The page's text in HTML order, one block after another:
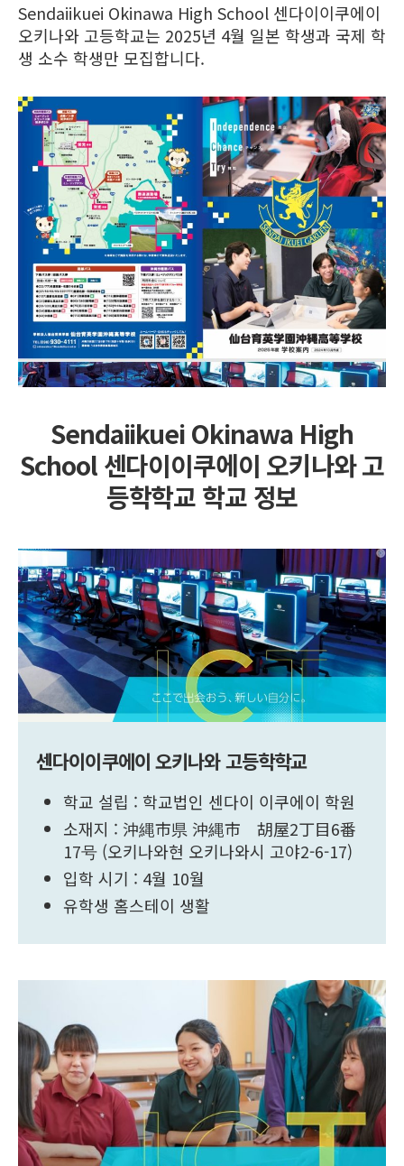
Sendaiikuei Okinawa High School 센다이이쿠에이
오키나와 고등학교는 2025년 4월 일본 학생과 국제 학
생 소수 학생만 모집합니다.
Sendaiikuei Okinawa High
School 센다이이쿠에이 오키나와 고
등학학교 학교 정보
센다이이쿠에이 오키나와 고등학학교
학교 설립 : 학교법인 센다이 이쿠에이 학원
소재지 : 沖縄市県 沖縄市 胡屋2丁目6番
17号 (오키나와현 오키나와시 고야2-6-17)
입학 시기 : 4월 10월
유학생 홈스테이 생활